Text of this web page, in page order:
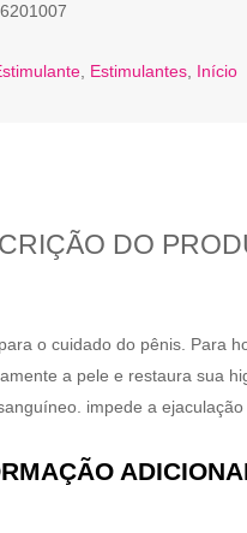
Estimulantes Início
DO
o cuidado do pênis. Para
a pele e restaura sua
impede a ejaculação